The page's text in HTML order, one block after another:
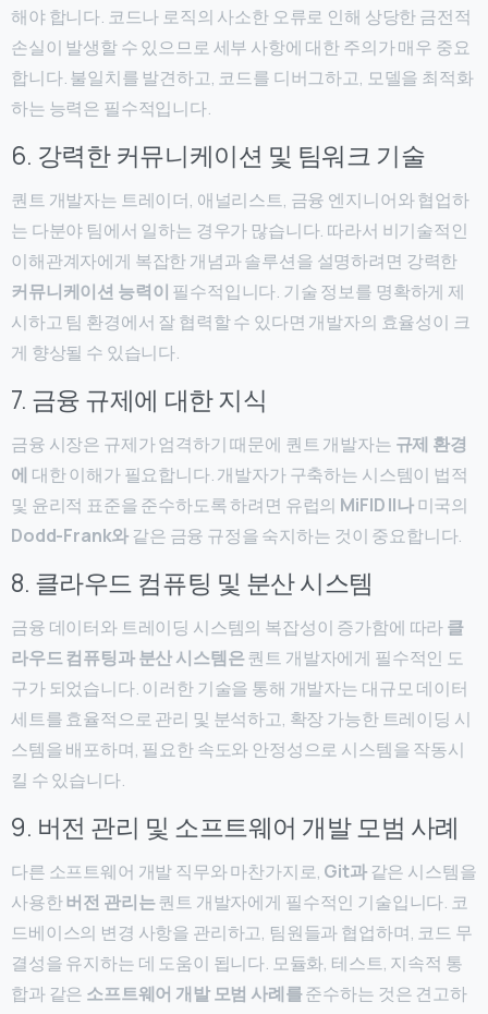
해야 합니다. 코드나 로직의 사소한 오류로 인해 상당한 금전적
손실이 발생할 수 있으므로 세부 사항에 대한 주의가 매우 중요
합니다. 불일치를 발견하고, 코드를 디버그하고, 모델을 최적화
하는 능력은 필수적입니다.
6. 강력한 커뮤니케이션 및 팀워크 기술
퀀트 개발자는 트레이더, 애널리스트, 금융 엔지니어와 협업하
는 다분야 팀에서 일하는 경우가 많습니다. 따라서 비기술적인
이해관계자에게 복잡한 개념과 솔루션을 설명하려면 강력한
커뮤니케이션 능력이 필수적입니다. 기술 정보를 명확하게 제
시하고 팀 환경에서 잘 협력할 수 있다면 개발자의 효율성이 크
게 향상될 수 있습니다.
7. 금융 규제에 대한 지식
금융 시장은 규제가 엄격하기 때문에 퀀트 개발자는 규제 환경
에 대한 이해가 필요합니다. 개발자가 구축하는 시스템이 법적
및 윤리적 표준을 준수하도록 하려면 유럽의 MiFID II나미국의
Dodd-Frank와같은 금융 규정을 숙지하는 것이 중요합니다.
8. 클라우드 컴퓨팅 및 분산 시스템
금융 데이터와 트레이딩 시스템의 복잡성이 증가함에 따라클
라우드 컴퓨팅과분산 시스템은퀀트 개발자에게 필수적인 도
구가 되었습니다. 이러한 기술을 통해 개발자는 대규모 데이터
세트를 효율적으로 관리 및 분석하고, 확장 가능한 트레이딩 시
스템을 배포하며, 필요한 속도와 안정성으로 시스템을 작동시
킬 수 있습니다.
9. 버전 관리 및 소프트웨어 개발 모범 사례
다른 소프트웨어 개발 직무와 마찬가지로, Git과같은 시스템을
사용한버전 관리는퀀트 개발자에게 필수적인 기술입니다. 코
드베이스의 변경 사항을 관리하고, 팀원들과 협업하며, 코드 무
결성을 유지하는 데 도움이 됩니다. 모듈화, 테스트, 지속적 통
합과 같은 소프트웨어 개발 모범 사례를준수하는 것은 견고하